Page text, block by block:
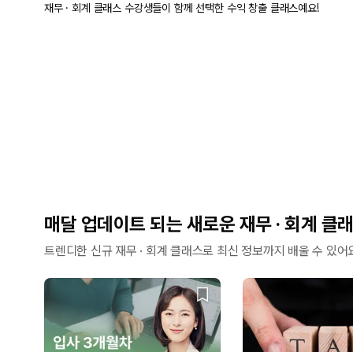
재무 · 회계 클래스 수강생들이 함께 선택한 수익 창출 클래스예요!
매달 업데이트 되는 새로운 재무 · 회계 클
트렌디한 신규 재무 · 회계 클래스로 최신 정보까지 배울 수 있어